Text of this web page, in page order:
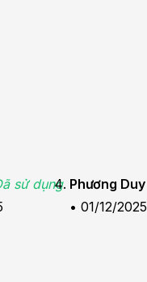
sử dụng Phương Duy
• 01/12/2025